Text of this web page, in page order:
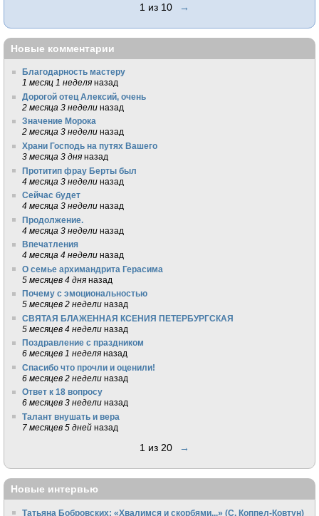
1 из 10 →
Новые комментарии
Благодарность мастеру
1 месяц 1 неделя назад
Дорогой отец Алексий, очень
2 месяца 3 недели назад
Значение Морока
2 месяца 3 недели назад
Храни Господь на путях Вашего
3 месяца 3 дня назад
Протитип фрау Берты был
4 месяца 3 недели назад
Сейчас будет
4 месяца 3 недели назад
Продолжение.
4 месяца 3 недели назад
Впечатления
4 месяца 4 недели назад
О семье архимандрита Герасима
5 месяцев 4 дня назад
Почему с эмоциональностью
5 месяцев 2 недели назад
СВЯТАЯ БЛАЖЕННАЯ КСЕНИЯ ПЕТЕРБУРГСКАЯ
5 месяцев 4 недели назад
Поздравление с праздником
6 месяцев 1 неделя назад
Спасибо что прочли и оценили!
6 месяцев 2 недели назад
Ответ к 18 вопросу
6 месяцев 3 недели назад
Талант внушать и вера
7 месяцев 5 дней назад
1 из 20 →
Новые интервью
Татьяна Бобровских: «Хвалимся и скорбями...» (С. Коппел-Ковтун)